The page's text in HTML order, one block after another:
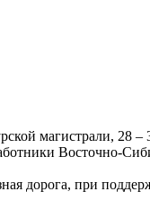
магистрали, 28
Восточно-
дорога, при